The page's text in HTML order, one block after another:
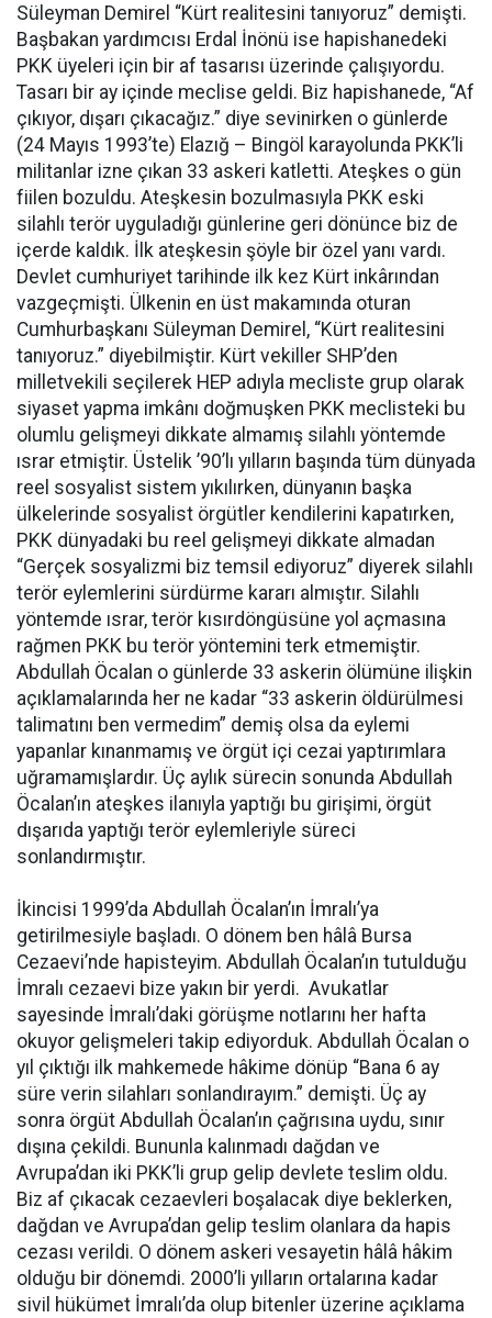
Süleyman Demirel “Kürt realitesini tanıyoruz” demişti.
Başbakan yardımcısı Erdal İnönü ise hapishanedeki
PKK üyeleri için bir af tasarısı üzerinde çalışıyordu.
Tasarı bir ay içinde meclise geldi. Biz hapishanede, “Af
çıkıyor, dışarı çıkacağız.” diye sevinirken o günlerde
(24 Mayıs 1993’te) Elazığ – Bingöl karayolunda PKK’li
militanlar izne çıkan 33 askeri katletti. Ateşkes o gün
fiilen bozuldu. Ateşkesin bozulmasıyla PKK eski
silahlı terör uyguladığı günlerine geri dönünce biz de
içerde kaldık. İlk ateşkesin şöyle bir özel yanı vardı.
Devlet cumhuriyet tarihinde ilk kez Kürt inkârından
vazgeçmişti. Ülkenin en üst makamında oturan
Cumhurbaşkanı Süleyman Demirel, “Kürt realitesini
tanıyoruz.” diyebilmiştir. Kürt vekiller SHP’den
milletvekili seçilerek HEP adıyla mecliste grup olarak
siyaset yapma imkânı doğmuşken PKK meclisteki bu
olumlu gelişmeyi dikkate almamış silahlı yöntemde
ısrar etmiştir. Üstelik ’90’lı yılların başında tüm dünyada
reel sosyalist sistem yıkılırken, dünyanın başka
ülkelerinde sosyalist örgütler kendilerini kapatırken,
PKK dünyadaki bu reel gelişmeyi dikkate almadan
“Gerçek sosyalizmi biz temsil ediyoruz” diyerek silahlı
terör eylemlerini sürdürme kararı almıştır. Silahlı
yöntemde ısrar, terör kısırdöngüsüne yol açmasına
rağmen PKK bu terör yöntemini terk etmemiştir.
Abdullah Öcalan o günlerde 33 askerin ölümüne ilişkin
açıklamalarında her ne kadar “33 askerin öldürülmesi
talimatını ben vermedim” demiş olsa da eylemi
yapanlar kınanmamış ve örgüt içi cezai yaptırımlara
uğramamışlardır. Üç aylık sürecin sonunda Abdullah
Öcalan’ın ateşkes ilanıyla yaptığı bu girişimi, örgüt
dışarıda yaptığı terör eylemleriyle süreci
sonlandırmıştır.
İkincisi 1999’da Abdullah Öcalan’ın İmralı’ya
getirilmesiyle başladı. O dönem ben hâlâ Bursa
Cezaevi’nde hapisteyim. Abdullah Öcalan’ın tutulduğu
İmralı cezaevi bize yakın bir yerdi. Avukatlar
sayesinde İmralı’daki görüşme notlarını her hafta
okuyor gelişmeleri takip ediyorduk. Abdullah Öcalan o
yıl çıktığı ilk mahkemede hâkime dönüp “Bana 6 ay
süre verin silahları sonlandırayım.” demişti. Üç ay
sonra örgüt Abdullah Öcalan’ın çağrısına uydu, sınır
dışına çekildi. Bununla kalınmadı dağdan ve
Avrupa’dan iki PKK’li grup gelip devlete teslim oldu.
Biz af çıkacak cezaevleri boşalacak diye beklerken,
dağdan ve Avrupa’dan gelip teslim olanlara da hapis
cezası verildi. O dönem askeri vesayetin hâlâ hâkim
olduğu bir dönemdi. 2000’li yılların ortalarına kadar
sivil hükümet İmralı’da olup bitenler üzerine açıklama